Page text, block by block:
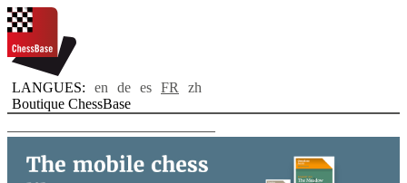
LANGUES: en de es FR
zh
Boutique ChessBase
Toggle navigation